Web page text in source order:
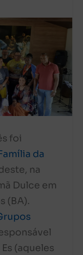
foi
da
na
Dulce em
(BA).
(aqueles